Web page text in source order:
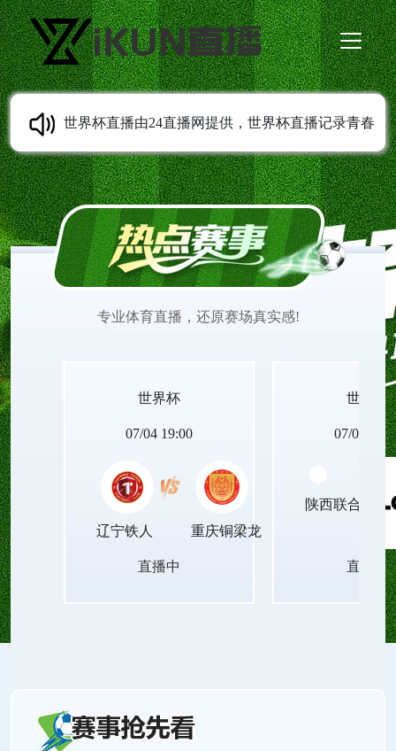
世界杯直播由24直播网提供，世界杯直播记录青春
成长轨迹，从校园到职场，世界杯直播观看陪伴每
一代人留住足球相关的美好回忆。世界杯在线直播
每一次观赛瞬间，都能被清晰珍藏，成为岁月里温
暖的印记！
专业体育直播，还原赛场真实感!
世界杯
07/04 19:00
辽宁铁人 重庆铜梁龙
直播中
世界杯
07/04
陕西联合月亮
直播中